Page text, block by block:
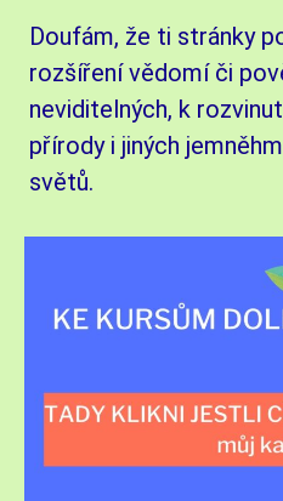
Doufám, že ti stránky
rozšíření vědomí či
neviditelných, k
přírody i jiných
světů.